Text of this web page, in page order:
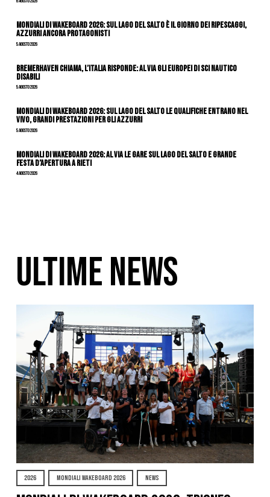
Mondiali di Wakeboard 2026: sul Lago del Salto è il giorno dei ripescaggi,
azzurri ancora protagonisti
5 Agosto 2026
Bremerhaven chiama, l’Italia risponde: al via gli Europei di Sci Nautico
Disabili
5 Agosto 2026
Mondiali di Wakeboard 2026: sul Lago del Salto le qualifiche entrano nel
vivo, grandi prestazioni per gli azzurri
5 Agosto 2026
Mondiali di Wakeboard 2026: al via le gare sul Lago del Salto e grande
festa d’apertura a Rieti
4 Agosto 2026
ULTIME NEWS
2026 MONDIALI WAKEBOARD 2026 NEWS